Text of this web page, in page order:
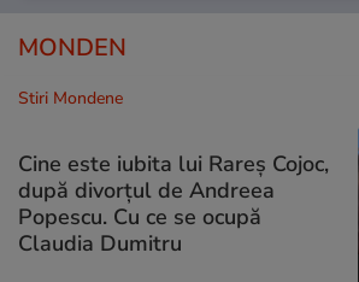
MONDEN
Stiri Mondene
Cine este iubita lui Rareș Cojoc,
după divorțul de Andreea
Popescu. Cu ce se ocupă
Claudia Dumitru